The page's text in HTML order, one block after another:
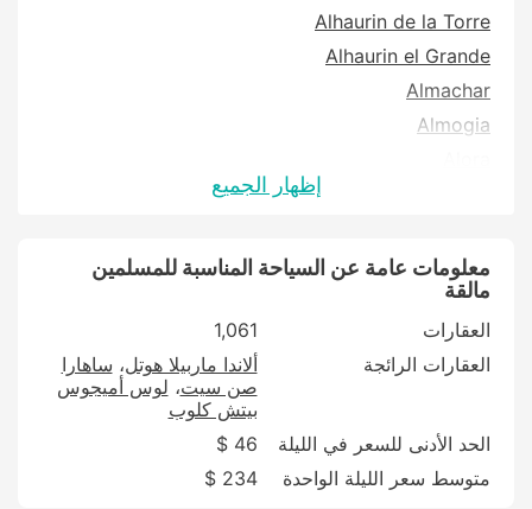
Alhaurin de la Torre
Alhaurin el Grande
Almachar
Almogia
Ardales
Arenas
Arriate
Benadalid
Benalmádena
Benarraba
إظهار الجميع
معلومات عامة عن السياحة المناسبة للمسلمين
مالقة
العقارات
1,061
العقارات الرائجة
ألاندا ماربيلا هوتل ساهارا
صن سيت لوس أميجوس
بيتش كلوب
الحد الأدنى للسعر في الليلة
46 $
متوسط سعر الليلة الواحدة
234 $